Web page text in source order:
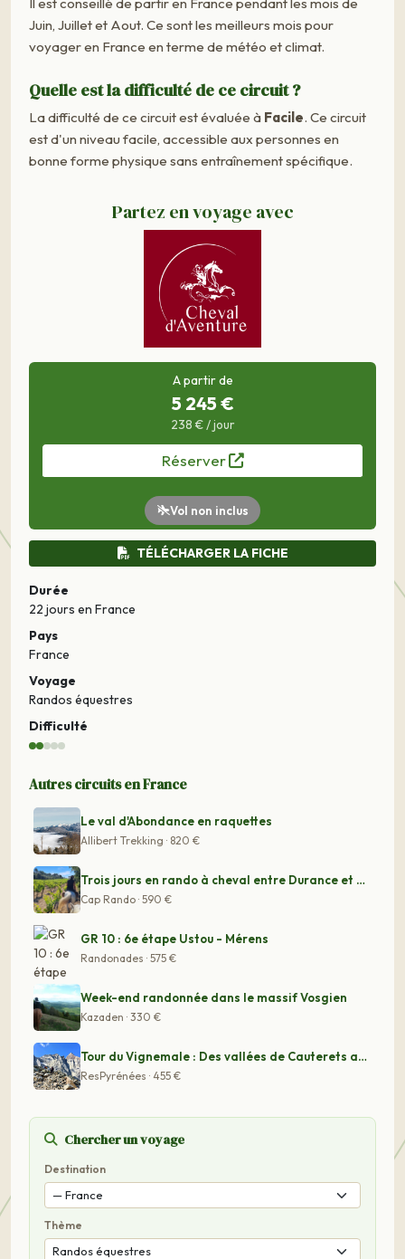
Juin, Juillet et Aout. Ce sont les meilleurs mois pour
voyager en France en terme de météo et climat.
Quelle est la difficulté de ce circuit ?
La difficulté de ce circuit est évaluée à Facile. Ce circuit
est d'un niveau facile, accessible aux personnes en
bonne forme physique sans entraînement spécifique.
Partez en voyage avec
A partir de
5 245 €
238 € / jour
Réserver
Vol non inclus
TÉLÉCHARGER LA FICHE
Durée
22 jours en France
Pays
France
Voyage
Randos équestres
Difficulté
Autres circuits en France
Le val d'Abondance en raquettes
Allibert Trekking · 820 €
Trois jours en rando à cheval entre Durance et Luberon
Cap Rando · 590 €
GR 10 : 6e étape Ustou - Mérens
Randonades · 575 €
Week-end randonnée dans le massif Vosgien
Kazaden · 330 €
Tour du Vignemale : Des vallées de Cauterets aux vallé
ResPyrénées · 455 €
Chercher un voyage
Destination
Thème